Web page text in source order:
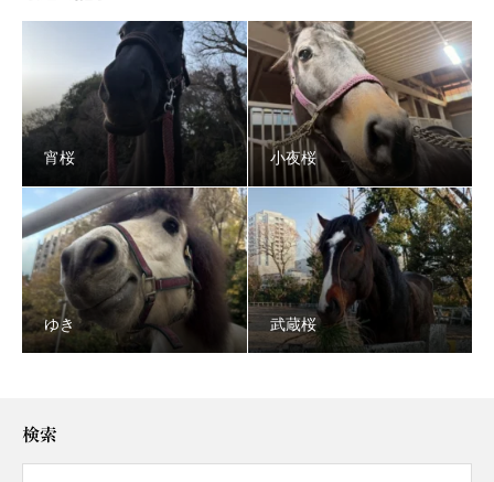
宵桜 小夜桜
ゆき 武蔵桜
検索